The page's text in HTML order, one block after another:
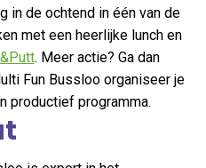
in de ochtend in één van de
met een heerlijke lunch en
. Meer actie? Ga dan
Fun Bussloo organiseer je
productief programma.